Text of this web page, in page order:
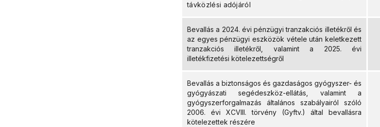
távközlési adójáról
Bevallás a 2024. évi pénzügyi tranzakciós illetékről és
az egyes pénzügyi eszközök vétele után keletkezett
tranzakciós illetékről, valamint a 2025. évi
illetékfizetési kötelezettségről
Bevallás a biztonságos és gazdaságos gyógyszer- és
gyógyászati segédeszköz-ellátás, valamint a
gyógyszerforgalmazás általános szabályairól szóló
2006. évi XCVIII. törvény (Gyftv.) által bevallásra
kötelezettek részére